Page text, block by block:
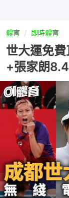
體育 即時體育
世大運免
+張家朗